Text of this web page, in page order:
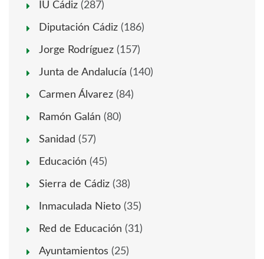
IU Cádiz (287)
Diputación Cádiz (186)
Jorge Rodríguez (157)
Junta de Andalucía (140)
Carmen Álvarez (84)
Ramón Galán (80)
Sanidad (57)
Educación (45)
Sierra de Cádiz (38)
Inmaculada Nieto (35)
Red de Educación (31)
Ayuntamientos (25)